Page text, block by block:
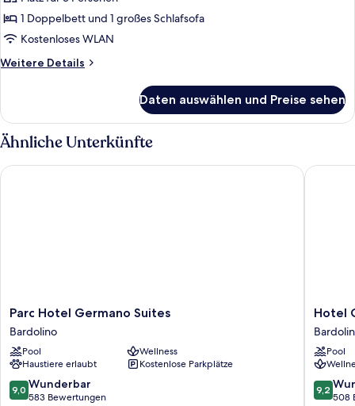
anzeigen
1 Doppelbett und 1 großes Schlafsofa
Kostenloses WLAN
Weitere Details
Weitere
Poolblick
(Aqua)
Daten auswählen und Preise sehen
Ähnliche Unterkünfte
Parc
Hotel
Germano
Suites
Bardolino
Parc Hotel Germano Suites
Bardolino
Pool
Wellness
Haustiere erlaubt
Kostenlose Parkplätze
9.0
von
9,0 Wunderbar
583 Bewertungen
Parc Hotel Germano Suites
Hotel
Caesius
&
Spa
Resort
Hotel
Pool
9.2
von
9,2
508
Hotel